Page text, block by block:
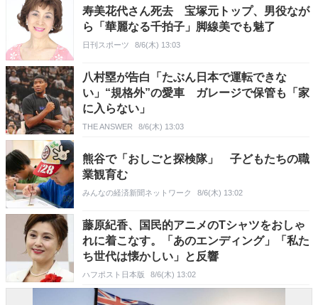
寿美花代さん死去 宝塚元トップ、男役なが
ら「華麗なる千拍子」脚線美でも魅了
日刊スポーツ 8/6(木) 13:03
八村塁が告白「たぶん日本で運転できな
い」“規格外”の愛車 ガレージで保管も「家
に入らない」
THE ANSWER 8/6(木) 13:03
熊谷で「おしごと探検隊」 子どもたちの職
業観育む
みんなの経済新聞ネットワーク 8/6(木) 13:02
藤原紀香、国民的アニメのTシャツをおしゃ
れに着こなす。「あのエンディング」「私た
ち世代は懐かしい」と反響
ハフポスト日本版 8/6(木) 13:02